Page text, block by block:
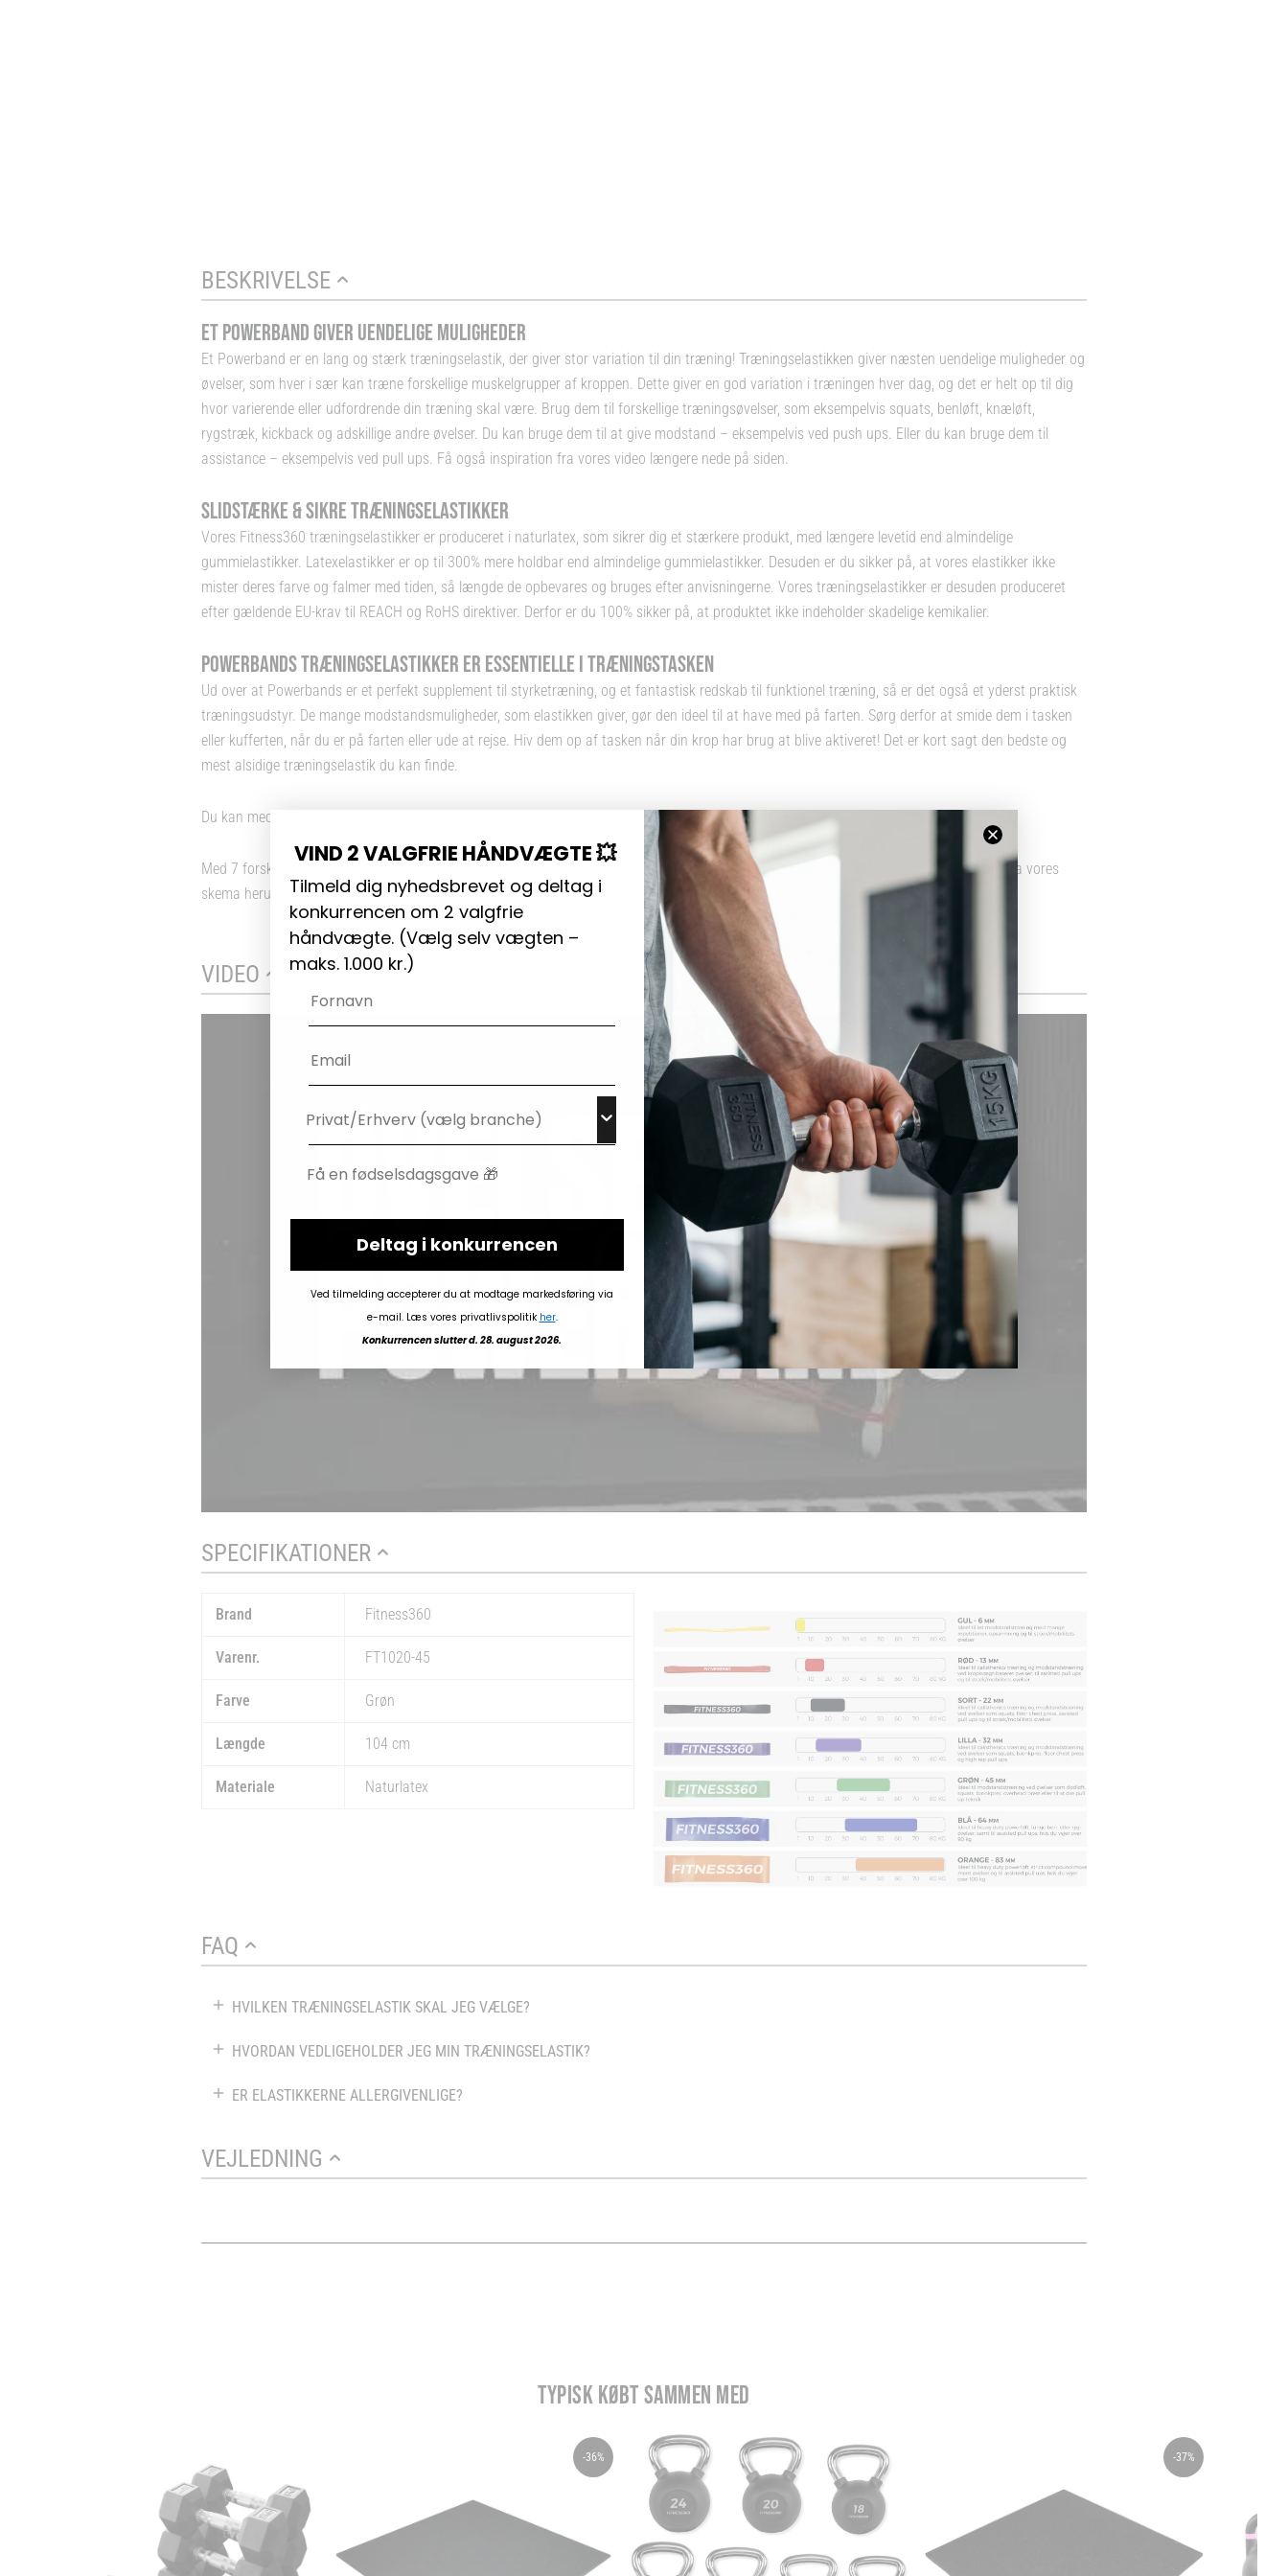
BESKRIVELSE
ET POWERBAND GIVER UENDELIGE MULIGHEDER
Et Powerband er en lang og stærk træningselastik, der giver stor variation til din træning! Træningselastikken giver næsten uendelige muligheder og
øvelser, som hver i sær kan træne forskellige muskelgrupper af kroppen. Dette giver en god variation i træningen hver dag, og det er helt op til dig
hvor varierende eller udfordrende din træning skal være. Brug dem til forskellige træningsøvelser, som eksempelvis squats, benløft, knæløft,
rygstræk, kickback og adskillige andre øvelser. Du kan bruge dem til at give modstand – eksempelvis ved push ups. Eller du kan bruge dem til
assistance – eksempelvis ved pull ups. Få også inspiration fra vores video længere nede på siden.
SLIDSTÆRKE & SIKRE TRÆNINGSELASTIKKER
Vores Fitness360 træningselastikker er produceret i naturlatex, som sikrer dig et stærkere produkt, med længere levetid end almindelige
gummielastikker. Latexelastikker er op til 300% mere holdbar end almindelige gummielastikker. Desuden er du sikker på, at vores elastikker ikke
mister deres farve og falmer med tiden, så længde de opbevares og bruges efter anvisningerne. Vores træningselastikker er desuden produceret
efter gældende EU-krav til REACH og RoHS direktiver. Derfor er du 100% sikker på, at produktet ikke indeholder skadelige kemikalier.
POWERBANDS TRÆNINGSELASTIKKER ER ESSENTIELLE I TRÆNINGSTASKEN
Ud over at Powerbands er et perfekt supplement til styrketræning, og et fantastisk redskab til funktionel træning, så er det også et yderst praktisk
træningsudstyr. De mange modstandsmuligheder, som elastikken giver, gør den ideel til at have med på farten. Sørg derfor at smide dem i tasken
eller kufferten, når du er på farten eller ude at rejse. Hiv dem op af tasken når din krop har brug at blive aktiveret! Det er kort sagt den bedste og
mest alsidige træningselastik du kan finde.
Du kan med fordel gøre brug af Powerbands; om du dyrker CrossFit eller er i gang med genoptræning, eller om du er ung eller gammel.
Med 7 forskellige størrelser/sværhedsgrader, er der noget til alle og til ethvert niveau. Find ud af hvilken styrke der passer bedst til dig via vores
skema herunder og køb din træningselastik allerede i dag.
VIDEO
SPECIFIKATIONER
Brand Fitness360
Varenr. FT1020-45
Farve Grøn
Længde 104 cm
Materiale Naturlatex
FAQ
HVILKEN TRÆNINGSELASTIK SKAL JEG VÆLGE?
HVORDAN VEDLIGEHOLDER JEG MIN TRÆNINGSELASTIK?
ER ELASTIKKERNE ALLERGIVENLIGE?
VEJLEDNING
TYPISK KØBT SAMMEN MED
-36% -37%
VIND 2 VALGFRIE HÅNDVÆGTE 💥
Tilmeld dig nyhedsbrevet og deltag i
konkurrencen om 2 valgfrie
håndvægte. (Vælg selv vægten –
maks. 1.000 kr.)
Deltag i konkurrencen
Ved tilmelding accepterer du at modtage markedsføring via
e-mail. Læs vores privatlivspolitik her.
Konkurrencen slutter d. 28. august 2026.
Chat med os